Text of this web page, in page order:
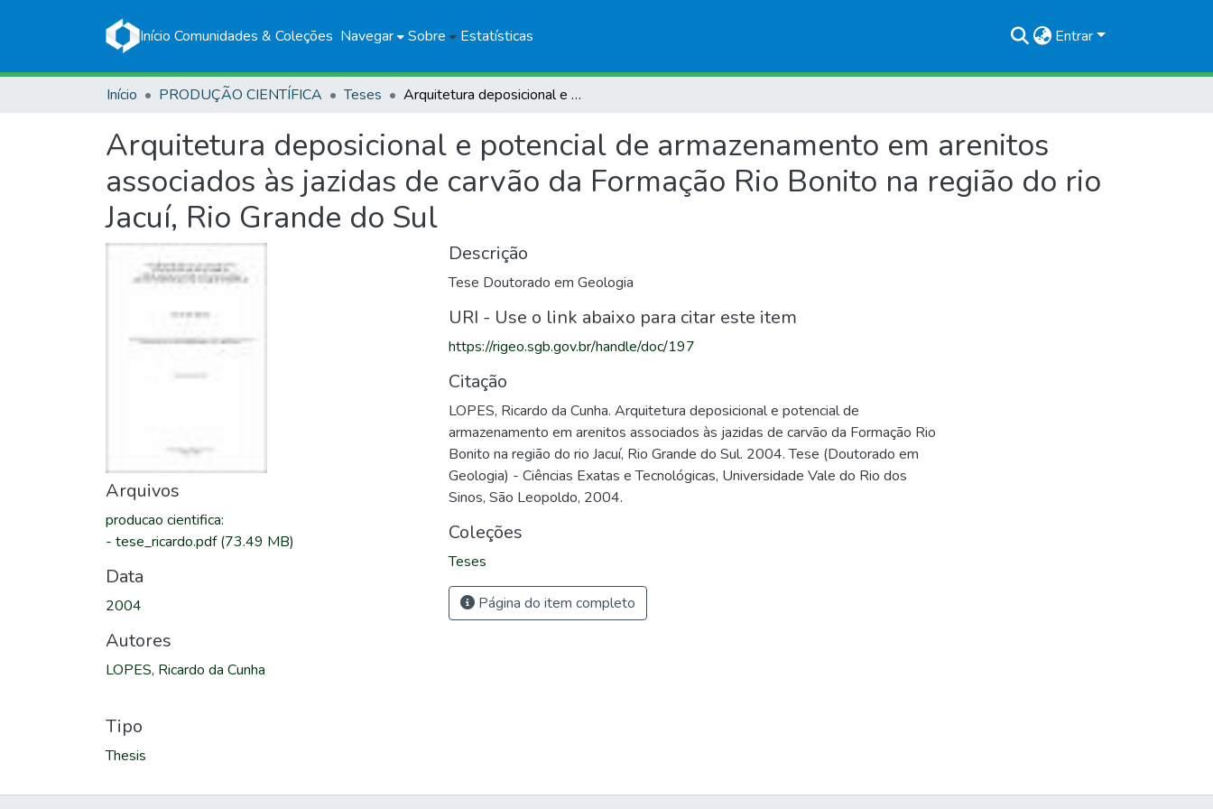
Início Comunidades & Coleções Navegar Sobre Estatísticas Entrar
Início PRODUÇÃO CIENTÍFICA Teses Arquitetura deposicional e potencial de armazenamento em arenitos associados às jazidas de carvão da Formação Rio Bonito na região do rio Jacuí, Rio Grande do Sul
Arquitetura deposicional e potencial de armazenamento em arenitos
associados às jazidas de carvão da Formação Rio Bonito na região do rio
Jacuí, Rio Grande do Sul
Arquivos
producao cientifica:
- tese_ricardo.pdf(73.49 MB)
Data
2004
Autores
LOPES, Ricardo da Cunha
Tipo
Thesis
Descrição
Tese Doutorado em Geologia
URI - Use o link abaixo para citar este item
https://rigeo.sgb.gov.br/handle/doc/197
Citação
LOPES, Ricardo da Cunha. Arquitetura deposicional e potencial de
armazenamento em arenitos associados às jazidas de carvão da Formação Rio
Bonito na região do rio Jacuí, Rio Grande do Sul. 2004. Tese (Doutorado em
Geologia) - Ciências Exatas e Tecnológicas, Universidade Vale do Rio dos
Sinos, São Leopoldo, 2004.
Coleções
Teses
Página do item completo